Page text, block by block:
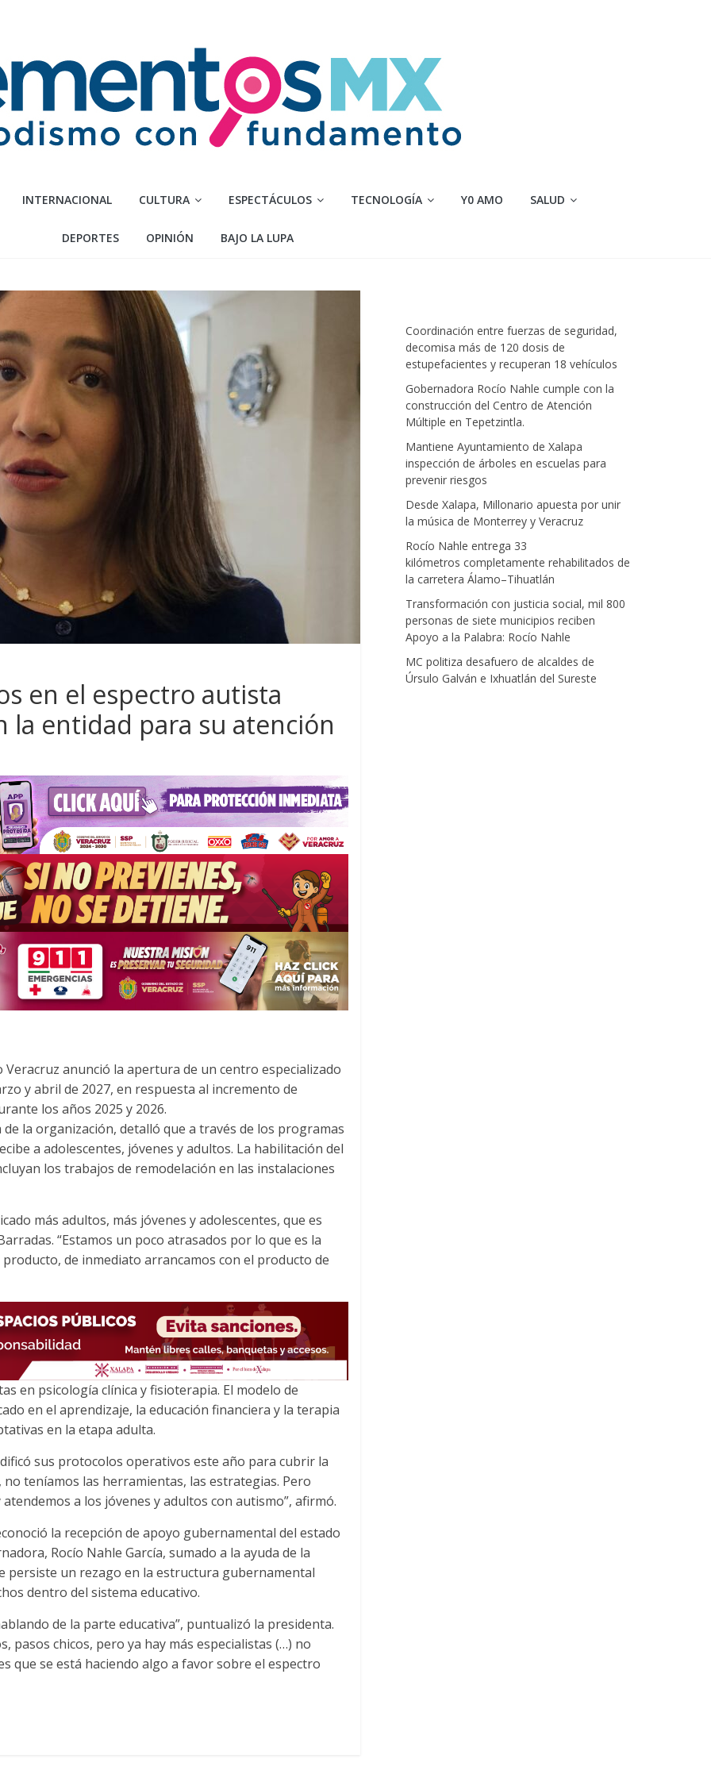
INTERNACIONAL CULTURA ESPECTÁCULOS TECNOLOGÍA Y0 AMO SALUD
DEPORTES OPINIÓN BAJO LA LUPA
en el espectro autista
la entidad para su atención
Veracruz anunció la apertura de un centro especializado
y abril de 2027, en respuesta al incremento de
los años 2025 y 2026.
la organización, detalló que a través de los programas
a adolescentes, jóvenes y adultos. La habilitación del
los trabajos de remodelación en las instalaciones
más adultos, más jóvenes y adolescentes, que es
“Estamos un poco atrasados por lo que es la
de inmediato arrancamos con el producto de
en psicología clínica y fisioterapia. El modelo de
en el aprendizaje, la educación financiera y la terapia
en la etapa adulta.
sus protocolos operativos este año para cubrir la
teníamos las herramientas, las estrategias. Pero
a los jóvenes y adultos con autismo”, afirmó.
la recepción de apoyo gubernamental del estado
Rocío Nahle García, sumado a la ayuda de la
persiste un rezago en la estructura gubernamental
dentro del sistema educativo.
de la parte educativa”, puntualizó la presidenta.
pasos chicos, pero ya hay más especialistas (…) no
que se está haciendo algo a favor sobre el espectro
Coordinación entre fuerzas de seguridad,
decomisa más de 120 dosis de
estupefacientes y recuperan 18 vehículos
Gobernadora Rocío Nahle cumple con la
construcción del Centro de Atención
Múltiple en Tepetzintla.
Mantiene Ayuntamiento de Xalapa
inspección de árboles en escuelas para
prevenir riesgos
Desde Xalapa, Millonario apuesta por unir
la música de Monterrey y Veracruz
Rocío Nahle entrega 33
kilómetros completamente rehabilitados de
la carretera Álamo–Tihuatlán
Transformación con justicia social, mil 800
personas de siete municipios reciben
Apoyo a la Palabra: Rocío Nahle
MC politiza desafuero de alcaldes de
Úrsulo Galván e Ixhuatlán del Sureste